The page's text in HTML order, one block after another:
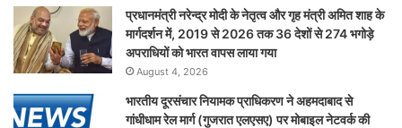
प्रधानमंत्री नरेन्द्र मोदी के नेतृत्व और गृह मंत्री अमित शाह के
मार्गदर्शन में, 2019 से 2026 तक 36 देशों से 274 भगोड़े
अपराधियों को भारत वापस लाया गया
August 4, 2026
भारतीय दूरसंचार नियामक प्राधिकरण ने अहमदाबाद से
गांधीधाम रेल मार्ग (गुजरात एलएसए) पर मोबाइल नेटवर्क की